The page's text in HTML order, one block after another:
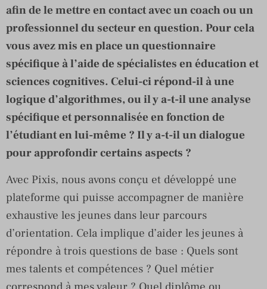
afin de le mettre en contact avec un coach ou un
professionnel du secteur en question. Pour cela
vous avez mis en place un questionnaire
spécifique à l’aide de spécialistes en éducation et
sciences cognitives. Celui-ci répond-il à une
logique d’algorithmes, ou il y a-t-il une analyse
spécifique et personnalisée en fonction de
l’étudiant en lui-même ? Il y a-t-il un dialogue
pour approfondir certains aspects ?
Avec Pixis, nous avons conçu et développé une
plateforme qui puisse accompagner de manière
exhaustive les jeunes dans leur parcours
d’orientation. Cela implique d’aider les jeunes à
répondre à trois questions de base : Quels sont
mes talents et compétences ? Quel métier